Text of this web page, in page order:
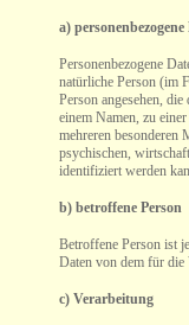
a) personenbezogene
Personenbezogene
natürliche Person (im
Person angesehen,
einem Namen, zu
mehreren besonderen
psychischen,
identifiziert werden
b) betroffene Person
Betroffene Person ist
Daten von dem für die
c) Verarbeitung